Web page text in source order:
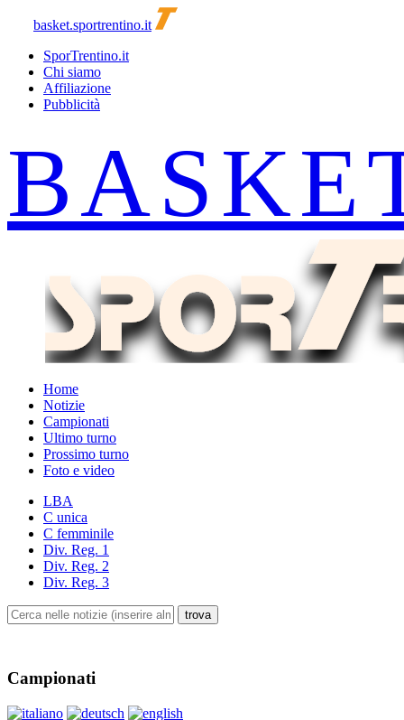
basket.sportrentino.it
SporTrentino.it
Chi siamo
Affiliazione
Pubblicità
Home
Notizie
Campionati
Ultimo turno
Prossimo turno
Foto e video
LBA
C unica
C femminile
Div. Reg. 1
Div. Reg. 2
Div. Reg. 3
Campionati